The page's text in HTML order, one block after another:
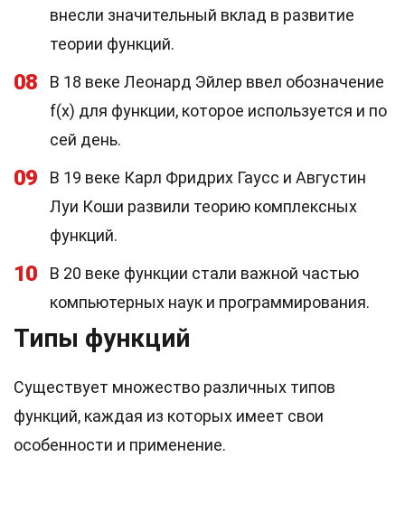
внесли значительный вклад в развитие
теории функций.
08
В 18 веке Леонард Эйлер ввел обозначение
f(x) для функции, которое используется и по
сей день.
09
В 19 веке Карл Фридрих Гаусс и Августин
Луи Коши развили теорию комплексных
функций.
10
В 20 веке функции стали важной частью
компьютерных наук и программирования.
Типы функций
Существует множество различных типов
функций, каждая из которых имеет свои
особенности и применение.